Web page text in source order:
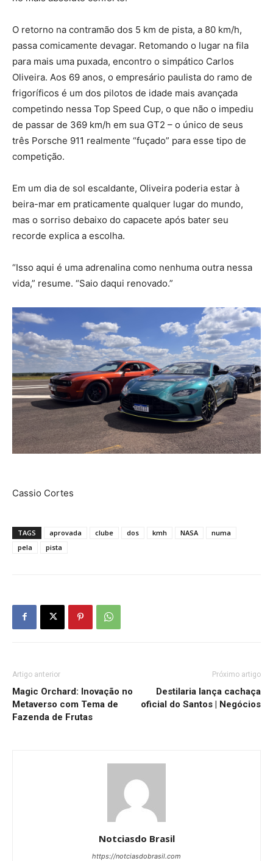
O retorno na contramão dos 5 km de pista, a 80 km/h,
passa comicamente devagar. Retomando o lugar na fila
para mais uma puxada, encontro o simpático Carlos
Oliveira. Aos 69 anos, o empresário paulista do ramo de
frigoríficos é um dos pilotos de idade mais avançada
competindo nessa Top Speed Cup, o que não o impediu
de passar de 369 km/h em sua GT2 – o único de seus
três Porsche 911 realmente “fuçado” para esse tipo de
competição.
Em um dia de sol escaldante, Oliveira poderia estar à
beira-mar em praticamente qualquer lugar do mundo,
mas o sorriso debaixo do capacete após bater seu
recorde explica a escolha.
“Isso aqui é uma adrenalina como nenhuma outra nessa
vida,” resume. “Saio daqui renovado.”
Cassio Cortes
TAGS aprovada clube dos kmh NASA
numa
pela
pista
Artigo anterior
Magic Orchard: Inovação no
Metaverso com Tema de
Fazenda de Frutas
Próximo artigo
Destilaria lança cachaça
oficial do Santos | Negócios
Notciasdo Brasil
https://notciasdobrasil.com